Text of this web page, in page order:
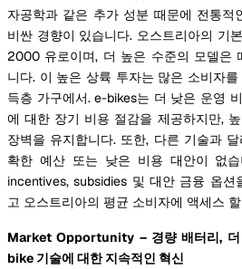
자공학과 같은 추가 성분 때문에 전통적
비싼 경향이 있습니다. 오스트리아의 기
2000 유로이며, 더 높은 수준의 모델은
니다. 이 높은 상륙 투자는 많은 소비자
득층 가구에서. e-bikes는 더 낮은 운영
에 대한 장기 비용 절감을 제공하지만,
장벽을 유지합니다. 또한, 다른 기술과
확한 예산 또는 낮은 비용 대안이 없
incentives, subsidies 및 대안 금융 옵
고 오스트리아의 평균 소비자에 액세스
Market Opportunity – 경량 배터리, 더
bike 기술에 대한 지속적인 혁신